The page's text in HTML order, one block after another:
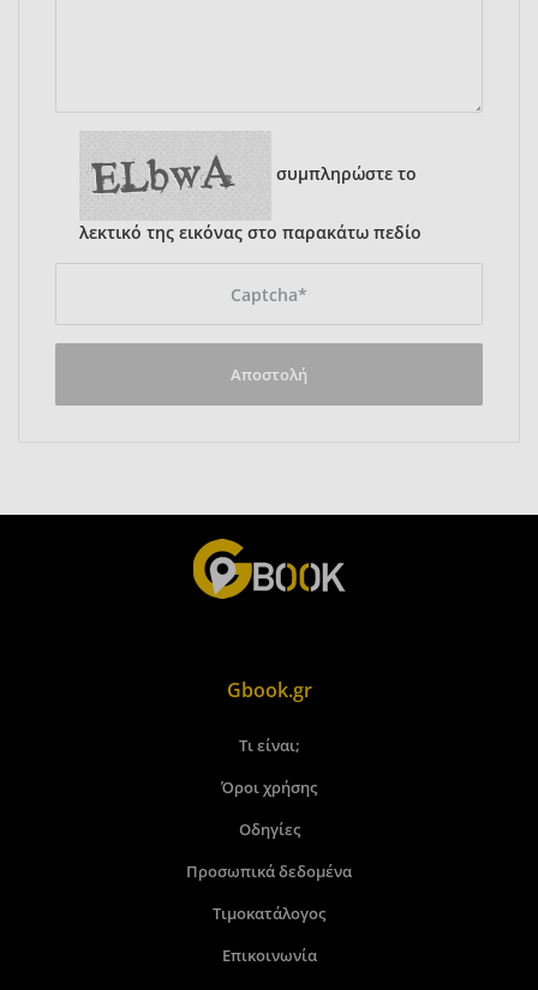
συμπληρώστε το
λεκτικό της εικόνας στο παρακάτω πεδίο
Αποστολή
Gbook.gr
Τι είναι;
Όροι χρήσης
Οδηγίες
Προσωπικά δεδομένα
Τιμοκατάλογος
Επικοινωνία